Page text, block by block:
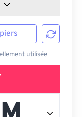
utilisée